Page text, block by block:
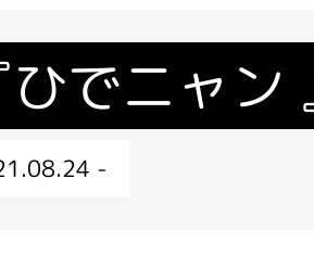
でニャン
-